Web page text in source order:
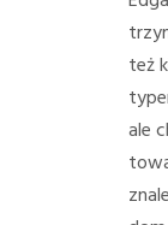
też
ale